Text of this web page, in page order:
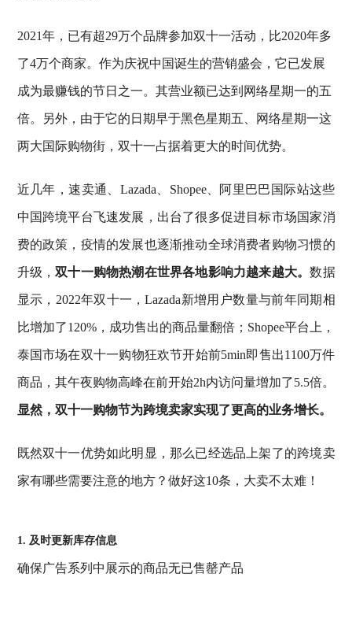
2021年，已有超29万个品牌参加双十一活动，比2020年多
了4万个商家。作为庆祝中国诞生的营销盛会，它已发展
成为最赚钱的节日之一。其营业额已达到网络星期一的五
倍。另外，由于它的日期早于黑色星期五、网络星期一这
两大国际购物街，双十一占据着更大的时间优势。
近几年，速卖通、Lazada、Shopee、阿里巴巴国际站这些
中国跨境平台飞速发展，出台了很多促进目标市场国家消
费的政策，疫情的发展也逐渐推动全球消费者购物习惯的
升级，双十一购物热潮在世界各地影响力越来越大。数据
显示，2022年双十一，Lazada新增用户数量与前年同期相
比增加了120%，成功售出的商品量翻倍；Shopee平台上，
泰国市场在双十一购物狂欢节开始前5min即售出1100万件
商品，其午夜购物高峰在前开始2h内访问量增加了5.5倍。
显然，双十一购物节为跨境卖家实现了更高的业务增长。
既然双十一优势如此明显，那么已经选品上架了的跨境卖
家有哪些需要注意的地方？做好这10条，大卖不太难！
1. 及时更新库存信息
确保广告系列中展示的商品无已售罄产品